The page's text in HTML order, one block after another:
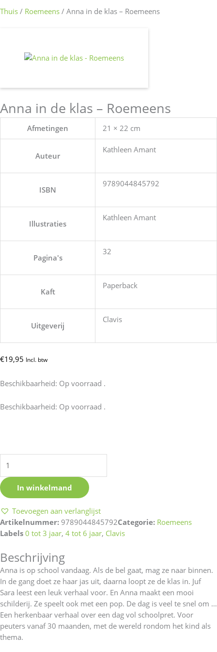
Thuis / Roemeens / Anna in de klas – Roemeens
Anna in de klas – Roemeens
Afmetingen 21 × 22 cm
Auteur
Kathleen Amant
ISBN
9789044845792
Illustraties
Kathleen Amant
Pagina's
32
Kaft
Paperback
Uitgeverij
Clavis
€19,95 Incl. btw
Beschikbaarheid: Op voorraad .
Beschikbaarheid: Op voorraad .
Anna
Roemeens
In winkelmand
Toevoegen aan verlanglijst
Artikelnummer: 9789044845792Categorie: Roemeens
Labels 0 tot 3 jaar, 4 tot 6 jaar, Clavis
Beschrijving
Anna is op school vandaag. Als de bel gaat, mag ze naar binnen.
In de gang doet ze haar jas uit, daarna loopt ze de klas in. Juf
Sara leest een leuk verhaal voor. En Anna maakt een mooi
schilderij. Ze speelt ook met een pop. De dag is veel te snel om …
Een herkenbaar verhaal over een dag vol schoolpret. Voor
peuters vanaf 30 maanden, met de wereld rondom het kind als
thema.